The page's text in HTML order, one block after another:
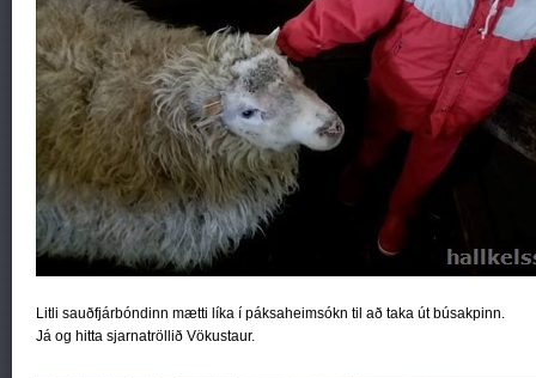
Litli sauðfjárbóndinn mætti líka í páksaheimsókn til að taka út búsakpinn.
Já og hitta sjarnatröllið Vökustaur.